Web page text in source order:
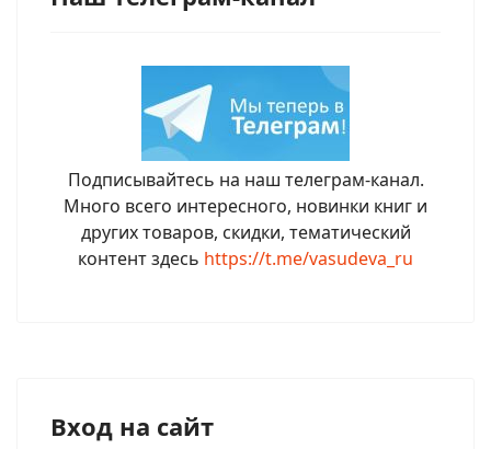
Подписывайтесь на наш телеграм-канал.
Много всего интересного, новинки книг и
других товаров, скидки, тематический
контент здесь https://t.me/vasudeva_ru
Вход на сайт